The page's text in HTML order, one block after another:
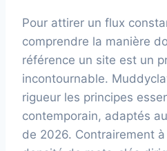
Pour attirer un flux
comprendre la manière
référence un site est un
incontournable.
rigueur les principes
contemporain, adaptés
de 2026. Contrairement